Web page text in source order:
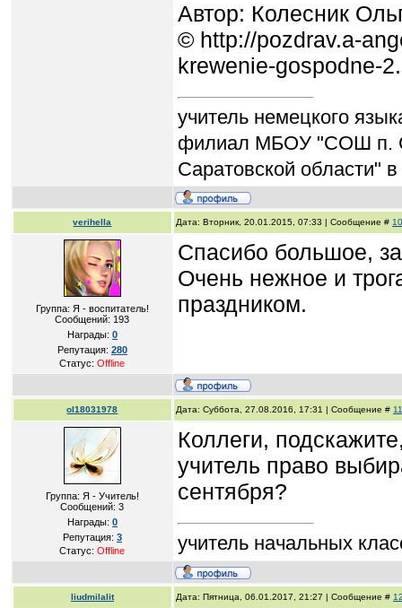
Автор: Колесник
© http://pozdrav.a-
krewenie-gospodne-
учитель немецкого
филиал МБОУ "СОШ п.
Саратовской области"
verihella Дата: Вторник, 20.01.2015, 07:33 | Сообщение # 10
Группа: Я - воспитатель!
Сообщений: 193
Награды: 0
Репутация: 280
Статус:Offline
Спасибо большое,
Очень нежное и
праздником.
ol18031978 Дата: Суббота, 27.08.2016, 17:31 | Сообщение # 11
Группа: Я - Учитель!
Сообщений:3
Награды: 0
Репутация: 3
Статус:Offline
Коллеги,
учитель право
сентября?
учитель начальных
liudmilalit Дата: Пятница, 06.01.2017, 21:27 | Сообщение #